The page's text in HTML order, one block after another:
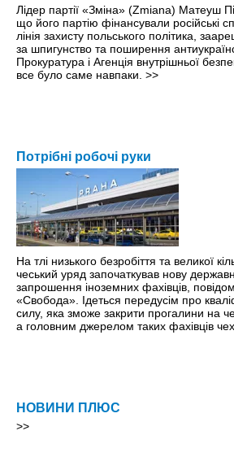
Лідер партії «Зміна» (Zmiana) Матеуш
що його партію фінансували російські
лінія захисту польського політика,
за шпигунство та поширення
Прокуратура і Агенція внутрішньої
все було саме навпаки. >>
Потрібні робочі руки
На тлі низького безробіття та великої
чеський уряд започаткував нову
запрошення іноземних фахівців,
«Свобода». Ідеться передусім про
силу, яка зможе закрити прогалини на
а головним джерелом таких фахівців
НОВИНИ ПЛЮС
>>